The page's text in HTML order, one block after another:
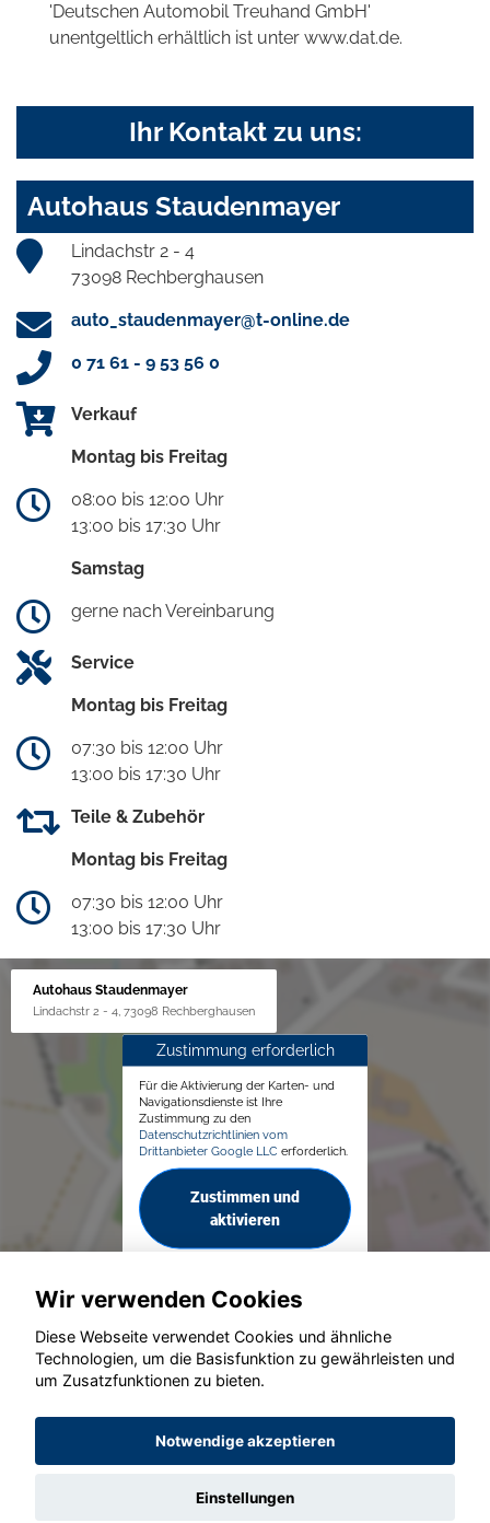
'Deutschen Automobil Treuhand GmbH'
unentgeltlich erhältlich ist unter www.dat.de.
Ihr Kontakt zu uns:
Autohaus Staudenmayer
Lindachstr 2 - 4
73098 Rechberghausen
auto_staudenmayer@t-online.de
0 71 61 - 9 53 56 0
Verkauf
Montag bis Freitag
08:00 bis 12:00 Uhr
13:00 bis 17:30 Uhr
Samstag
gerne nach Vereinbarung
Service
Montag bis Freitag
07:30 bis 12:00 Uhr
13:00 bis 17:30 Uhr
Teile & Zubehör
Montag bis Freitag
07:30 bis 12:00 Uhr
13:00 bis 17:30 Uhr
Autohaus Staudenmayer
Lindachstr 2 - 4, 73098 Rechberghausen
Zustimmung erforderlich
Für die Aktivierung der Karten- und
Navigationsdienste ist Ihre
Zustimmung zu den
Datenschutzrichtlinien vom
Drittanbieter Google LLC erforderlich.
Zustimmen und
aktivieren
© konjunkturmotor.de GmbH 2020 - 2026
Wir verwenden Cookies
Diese Webseite verwendet Cookies und ähnliche
Technologien, um die Basisfunktion zu gewährleisten und
um Zusatzfunktionen zu bieten.
Notwendige akzeptieren
Einstellungen